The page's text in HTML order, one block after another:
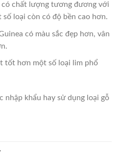
chất lượng tương đương với
số loại còn có độ bền cao hơn.
có màu sắc đẹp hơn, vân
tốt hơn một số loại lim phổ
nhập khẩu hay sử dụng loại gỗ